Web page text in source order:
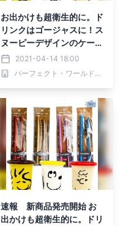
お出かけも超衛生的に。ド
リンクはゴージャスに！ス
ヌーピーデザインのケース
付きアルミ製ストローに新
色。
2021-04-14 18:00
パーフェクト・ワールド株式会社
速報 新商品発売開始 お
出かけも超衛生的に。ドリ